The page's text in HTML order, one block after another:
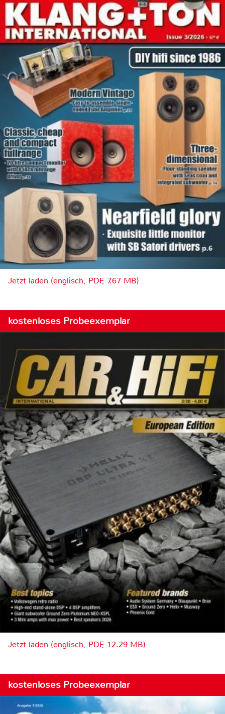
Jetzt laden (englisch, PDF, 7.67 MB)
kostenloses Probeexemplar
Jetzt laden (englisch, PDF, 12.29 MB)
kostenloses Probeexemplar